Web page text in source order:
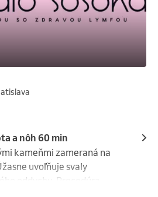
a nôh 60 min
kameňmi zameraná na
uvoľňuje svaly
oddychu. Procedúra
vypnúť a načerpať